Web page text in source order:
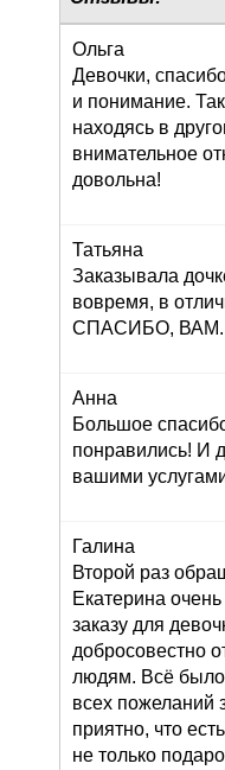
Ольга
Девочки,
и понимание.
находясь в
внимательное
довольна!
Татьяна
Заказывала
вовремя, в
СПАСИБО, ВАМ.
Анна
Большое
понравились! И
вашими
Галина
Второй раз
Екатерина
заказу для
добросовестно
людям. Всё было
всех пожеланий
приятно, что
не только